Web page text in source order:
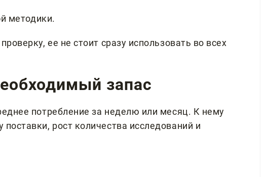
методики.
ее не стоит сразу использовать во всех
запас
потребление за неделю или месяц. К нему
рост количества исследований и